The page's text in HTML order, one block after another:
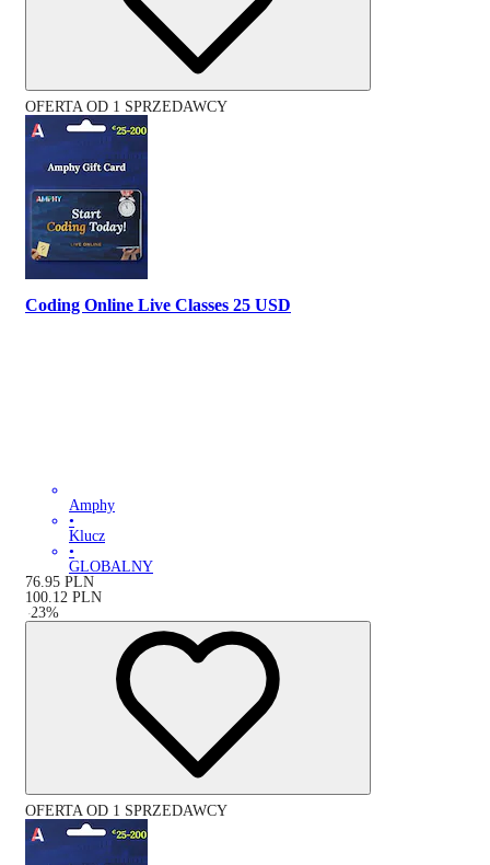
OFERTA OD 1 SPRZEDAWCY
Coding Online Live Classes 25 USD
Amphy
•
Klucz
•
GLOBALNY
76.95 PLN
100.12 PLN
-23%
OFERTA OD 1 SPRZEDAWCY